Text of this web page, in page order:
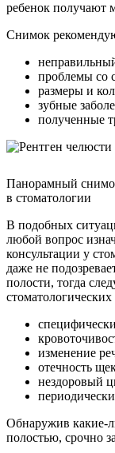
ребенок получают
Снимок
проблемы со
размеры и
зубные
полученные
Панорамный
в стоматологии
В подобных
любой вопрос
консультации у
даже не
полости, тогда
изменение
отечность
нездоровый
Обнаружив какие-
полостью, срочно